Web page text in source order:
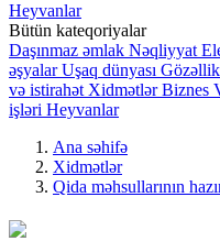
Heyvanlar
Bütün kateqoriyalar
Daşınmaz əmlak Nəqliyyat
əşyalar Uşaq dünyası Gözəllik
və istirahət Xidmətlər Biznes
işləri Heyvanlar
Ana səhifə
Xidmətlər
Qida məhsullarının